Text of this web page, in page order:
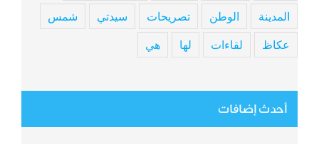
المدينة الوطن تصريحات سيدتي شمس
عكاظ لقاءات لها هي
أحدث إضافات